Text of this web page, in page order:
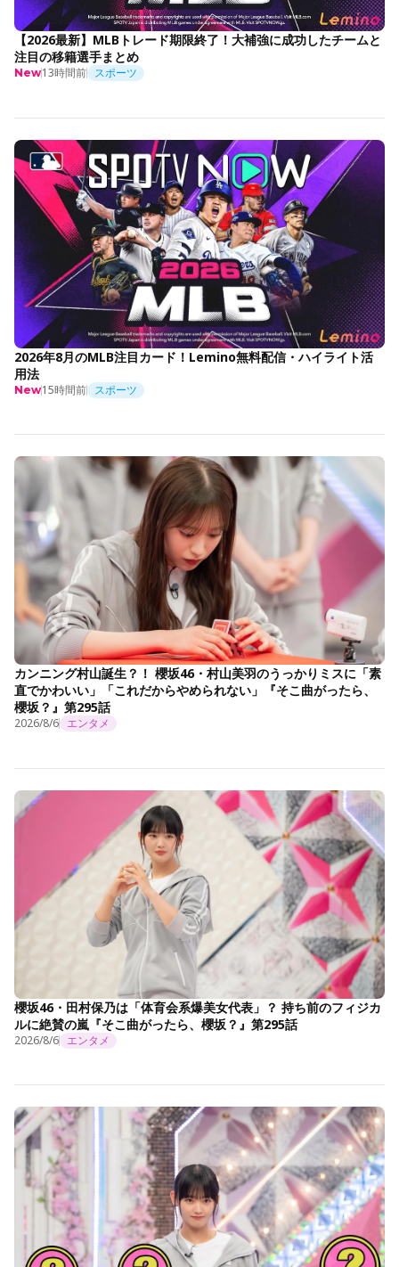
【2026最新】MLBトレード期限終了！大補強に成功したチームと
注目の移籍選手まとめ
New13時間前 スポーツ
2026年8月のMLB注目カード！Lemino無料配信・ハイライト活
用法
New15時間前 スポーツ
カンニング村山誕生？！ 櫻坂46・村山美羽のうっかりミスに「素
直でかわいい」「これだからやめられない」『そこ曲がったら、
櫻坂？』第295話
2026/8/6 エンタメ
櫻坂46・田村保乃は「体育会系爆美女代表」？ 持ち前のフィジカ
ルに絶賛の嵐『そこ曲がったら、櫻坂？』第295話
2026/8/6 エンタメ